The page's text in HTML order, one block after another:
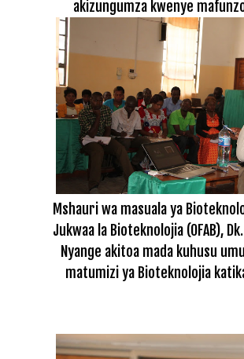
akizungumza kwenye
Mshauri wa masuala ya
Jukwaa la Bioteknolojia (OFAB),
Nyange akitoa mada kuhusu
matumizi ya Bioteknolojia